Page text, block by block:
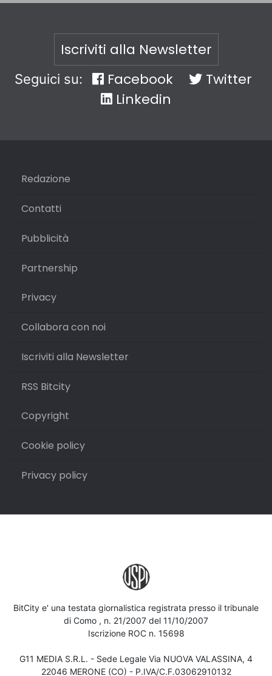
Iscriviti alla Newsletter
Seguici su: Facebook
Twitter
Linkedin
Redazione
Contatti
Pubblicità
Partnership
Privacy
Collabora con noi
Iscriviti alla Newsletter
RSS Bitcity
Copyright
Cookie policy
Privacy policy
BitCity e' una testata giornalistica registrata presso il tribunale
di Como , n. 21/2007 del 11/10/2007
Iscrizione ROC n. 15698
G11 MEDIA S.R.L. - Sede Legale Via NUOVA VALASSINA, 4
22046 MERONE (CO) - P.IVA/C.F.03062910132